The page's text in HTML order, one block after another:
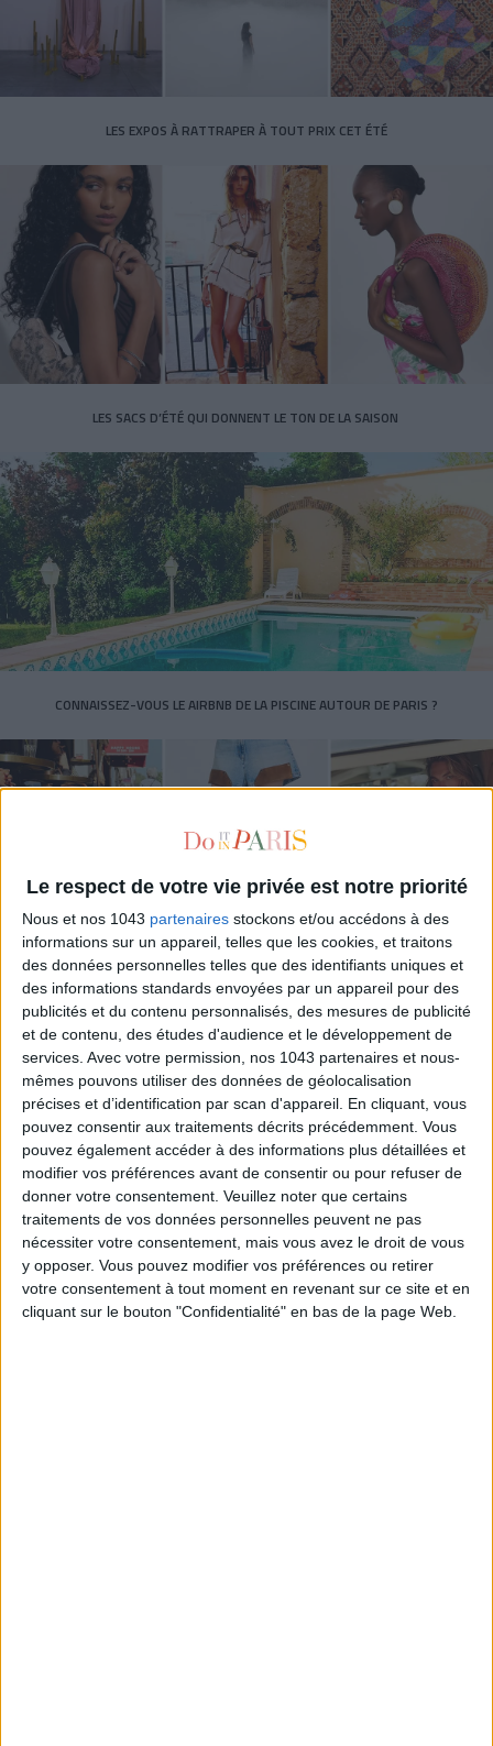
Le respect de votre vie privée est notre priorité
Nous et nos 1043 partenaires stockons et/ou accédons à des
informations sur un appareil, telles que les cookies, et traitons
des données personnelles telles que des identifiants uniques et
des informations standards envoyées par un appareil pour des
publicités et du contenu personnalisés, des mesures de publicité
et de contenu, des études d'audience et le développement de
services. Avec votre permission, nos 1043 partenaires et nous-
mêmes pouvons utiliser des données de géolocalisation
précises et d’identification par scan d'appareil. En cliquant, vous
pouvez consentir aux traitements décrits précédemment. Vous
pouvez également accéder à des informations plus détaillées et
modifier vos préférences avant de consentir ou pour refuser de
donner votre consentement. Veuillez noter que certains
traitements de vos données personnelles peuvent ne pas
nécessiter votre consentement, mais vous avez le droit de vous
y opposer. Vous pouvez modifier vos préférences ou retirer
votre consentement à tout moment en revenant sur ce site et en
cliquant sur le bouton "Confidentialité" en bas de la page Web.
LES EXPOS À RATTRAPER À TOUT PRIX CET ÉTÉ
LES SACS D’ÉTÉ QUI DONNENT LE TON DE LA SAISON
CONNAISSEZ-VOUS LE AIRBNB DE LA PISCINE AUTOUR DE PARIS ?
LES SNEAKERS STARS DE L’ÉTÉ
Inscrivez-vous à notre newsletter
S'INSCRIRE